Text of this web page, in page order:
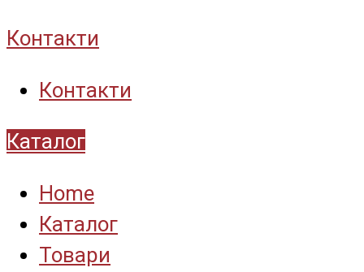
Контакти
Контакти
Каталог
Home
Каталог
Товари